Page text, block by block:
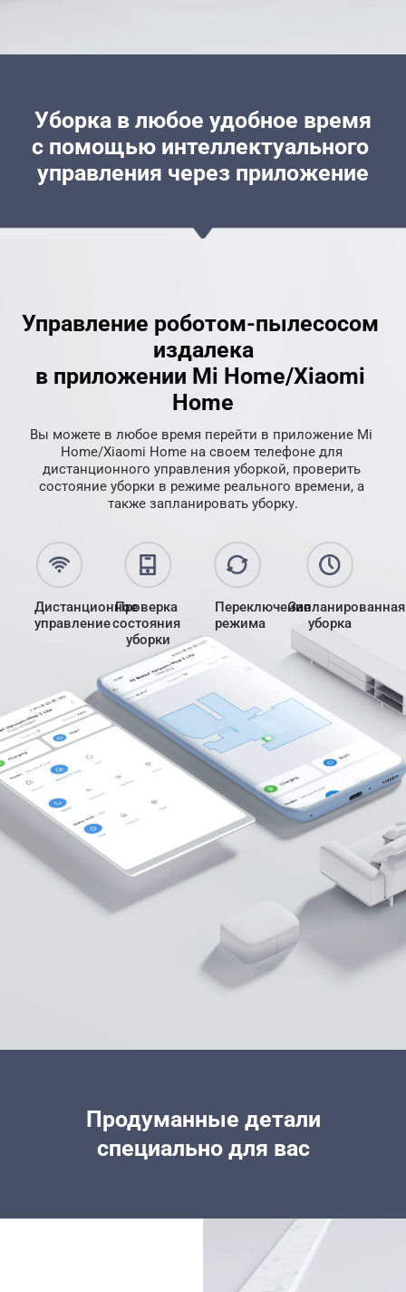
Уборка в любое удобное время
с помощью интеллектуального
управления через приложение
Управление роботом-пылесосом
издалека
в приложении Mi Home/Xiaomi
Home
Вы можете в любое время перейти в приложение Mi
Home/Xiaomi Home на своем телефоне для
дистанционного управления уборкой, проверить
состояние уборки в режиме реального времени, а
также запланировать уборку.
Дистанционное
управление
Проверка
состояния
уборки
Переключение
режима
уборка
Продуманные детали
специально для вас